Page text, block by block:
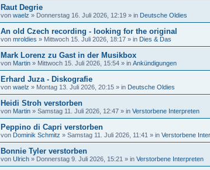
Raut Degrie
von waelz » Donnerstag 16. Juli 2026, 12:19 » in Deutsche Oldies
An old Czech recording - looking for the original
von mroldies » Mittwoch 15. Juli 2026, 18:17 » in Dies & Das
Mark Lorenz zu Gast in der Musikbox
von Martin » Mittwoch 15. Juli 2026, 15:54 » in Ankündigungen
Erhard Juza - Diskografie
von waelz » Montag 13. Juli 2026, 20:15 » in Deutsche Oldies
Heidi Stroh verstorben
von Martin » Samstag 11. Juli 2026, 12:47 » in Verstorbene Interpreten
Peppino di Capri verstorben
von Dominik Schmitz » Samstag 11. Juli 2026, 11:41 » in Verstorbene
Bonnie Tyler verstorben
von Ulrich » Donnerstag 9. Juli 2026, 15:21 » in Verstorbene Interpreten